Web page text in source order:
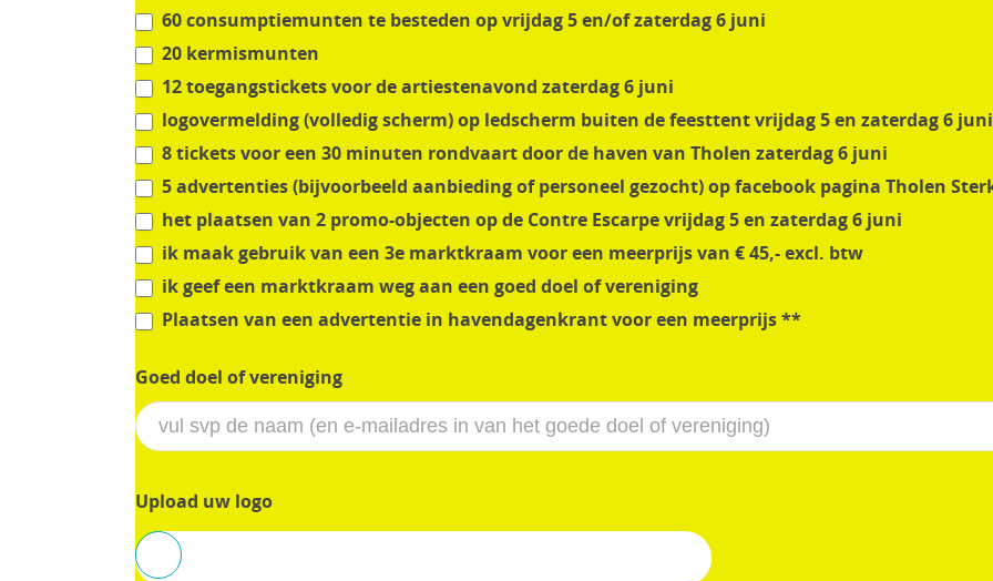
60 consumptiemunten te besteden op vrijdag 5 en/of zaterdag 6 juni
20 kermismunten
12 toegangstickets voor de artiestenavond zaterdag 6 juni
logovermelding (volledig scherm) op ledscherm buiten de feesttent vrijdag 5 en zaterdag 6 juni
8 tickets voor een 30 minuten rondvaart door de haven van Tholen zaterdag 6 juni
5 advertenties (bijvoorbeeld aanbieding of personeel gezocht) op facebook pagina Tholen
het plaatsen van 2 promo-objecten op de Contre Escarpe vrijdag 5 en zaterdag 6 juni
ik maak gebruik van een 3e marktkraam voor een meerprijs van € 45,- excl. btw
ik geef een marktkraam weg aan een goed doel of vereniging
Plaatsen van een advertentie in havendagenkrant voor een meerprijs **
Goed doel of vereniging
Upload uw logo